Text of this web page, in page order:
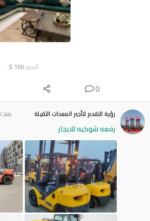
السعر 150
$
0
رؤية التقدم لتأجير المعدات الثقيلة منذ 6 ساعات
رفعه شوكيه للايجار